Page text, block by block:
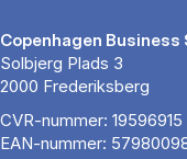
Copenhagen Business
Solbjerg Plads 3
2000 Frederiksberg
CVR-nummer: 19596915
EAN-nummer: